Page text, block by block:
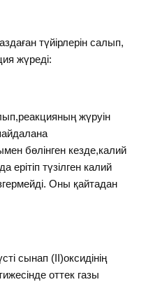
түйірлерін салып,
жүреді:
жүруін
бөлінген кезде,калий
ерітіп түзілген калий
Оны қайтадан
сынап (ІІ)оксидінің
оттек газы